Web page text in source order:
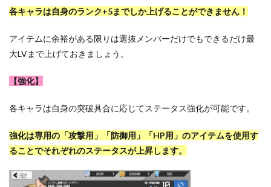
各キャラは自身のランク+5までしか上げることができません！
アイテムに余裕がある限りは選抜メンバーだけでもできるだけ最
大LVまで上げておきましょう。
【強化】
各キャラは自身の突破具合に応じてステータス強化が可能です。
強化は専用の「攻撃用」「防御用」「HP用」のアイテムを使用す
ることでそれぞれのステータスが上昇します。